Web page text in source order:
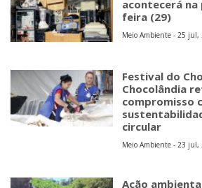
acontecerá
feira (29)
Meio Ambiente - 25 jul,
Festival do
Chocolândia
compromisso
circular
Meio Ambiente - 23 jul,
Ação